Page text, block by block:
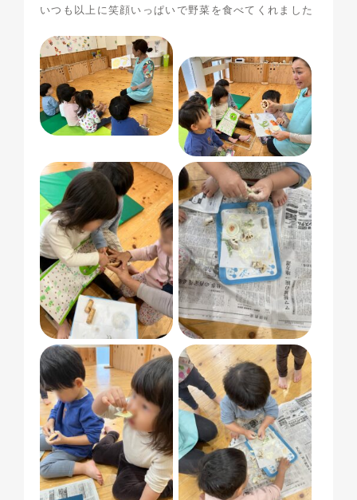
いつも以上に笑顔いっぱいで野菜を食べてくれました